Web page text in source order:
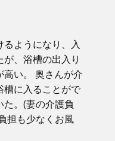
るようになり、入
、浴槽の出入り
い。 奥さんが介
槽に入ることがで
。(妻の介護負
担も少なくお風